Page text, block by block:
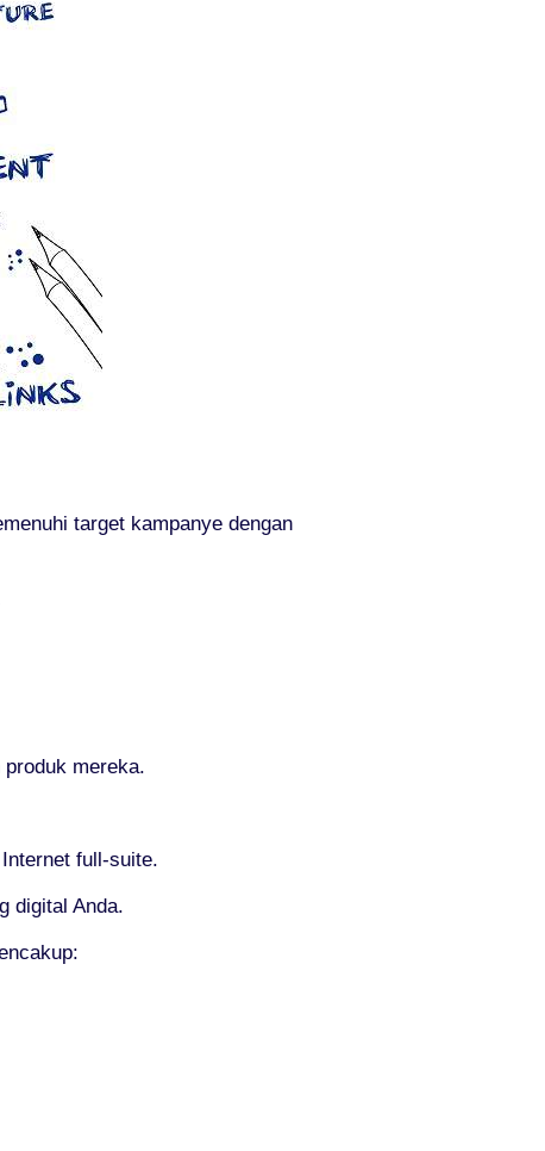
target kampanye dengan
mereka.
full-suite.
digital Anda.